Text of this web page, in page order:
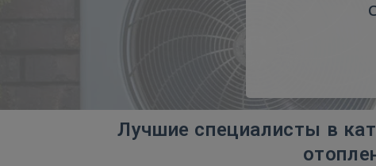
Лучшие специалисты в